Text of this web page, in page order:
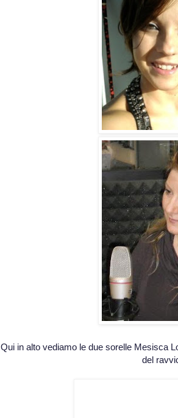
Qui in alto vediamo le due sorelle Mesisca
del